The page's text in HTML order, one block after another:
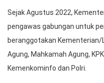
Sejak Agustus 2022,
pengawas gabungan untuk
beranggotakan
Agung, Mahkamah Agung,
Kemenkominfo dan Polri.